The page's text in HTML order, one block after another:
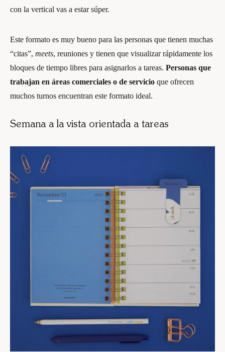
con la vertical vas a estar súper.
Este formato es muy bueno para las personas que tienen muchas
“citas”, meets, reuniones y tienen que visualizar rápidamente los
bloques de tiempo libres para asignarlos a tareas. Personas que
trabajan en áreas comerciales o de servicio que ofrecen
muchos turnos encuentran este formato ideal.
Semana a la vista orientada a tareas